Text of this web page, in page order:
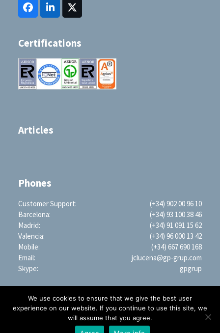
FacebookLinkedInTwitter
(deprecated)
Certifications
Articles
Phones
Customer Support:
(+34) 902 00 96 10
Barcelona:
(+34) 93 100 38 46
Madrid:
(+34) 91 091 15 62
Valencia:
(+34) 96 000 13 42
Mobile:
(+34) 667 690 168
Email:
jclucena@gp-grup.com
Skype:
gpgrup
PROFESSIONAL SEARCH ENGINE WORLDWIDE (LLC)
We use cookies to ensure that we give the best user
experience on our website. If you continue to use this site, we
will assume that you agree.